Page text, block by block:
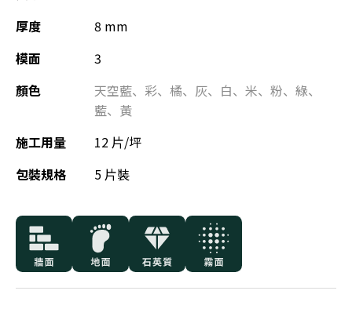
厚度
8 mm
模面
3
顏色
天空藍、 彩、 橘、 灰、 白、 米、 粉、 綠、
藍、 黃
施工用量
12 片/坪
包裝規格
5 片裝